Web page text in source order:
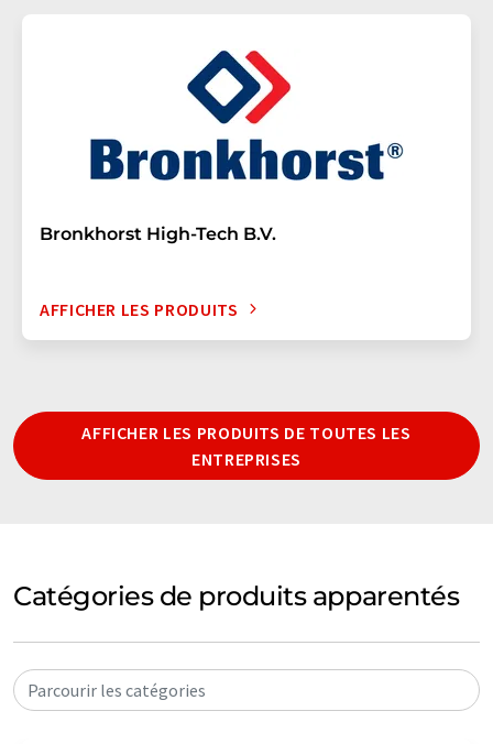
Bronkhorst High-Tech B.V.
AFFICHER LES PRODUITS
AFFICHER LES PRODUITS DE TOUTES LES
ENTREPRISES
Catégories de produits apparentés
Parcourir les catégories